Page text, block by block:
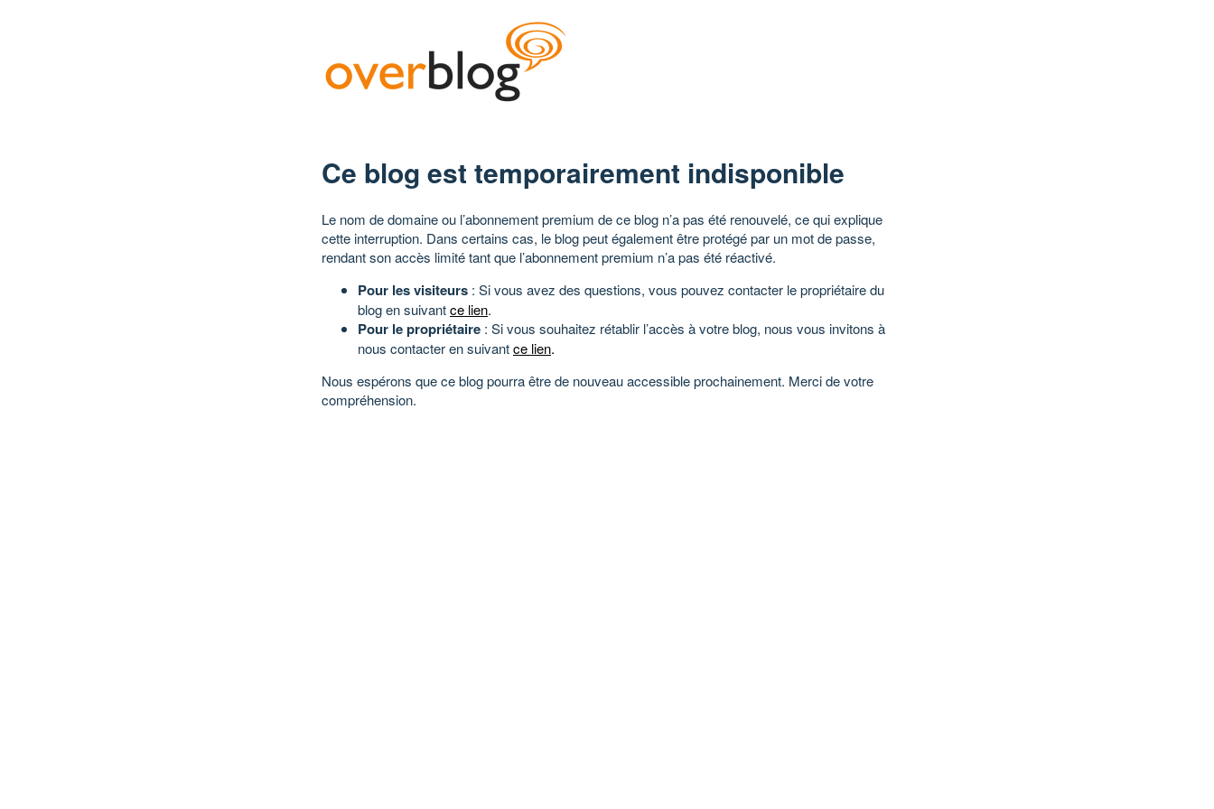
Ce blog est temporairement indisponible
Le nom de domaine ou l’abonnement premium de ce blog n’a pas été renouvelé, ce qui explique
cette interruption. Dans certains cas, le blog peut également être protégé par un mot de passe,
rendant son accès limité tant que l’abonnement premium n’a pas été réactivé.
Pour les visiteurs : Si vous avez des questions, vous pouvez contacter le propriétaire du
blog en suivantce lien.
Pour le propriétaire : Si vous souhaitez rétablir l’accès à votre blog, nous vous invitons à
nous contacter en suivantce lien.
Nous espérons que ce blog pourra être de nouveau accessible prochainement. Merci de votre
compréhension.